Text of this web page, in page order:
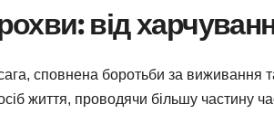
від
сповнена боротьби за виживання
життя, проводячи більшу частину